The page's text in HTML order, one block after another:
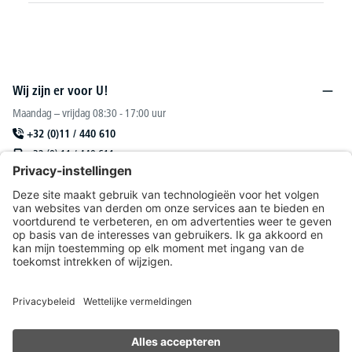
Wij zijn er voor U!
Maandag – vrijdag 08:30 - 17:00 uur
+32 (0)11 / 440 610
+32 (0) 11 / 440 611
sales@deskin.be
Of via onscontactformulier.
DESKIN N. V.